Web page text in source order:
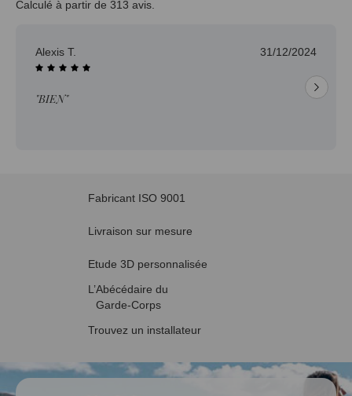
Calculé à partir de 313 avis.
Alexis T. 31/12/2024
"BIEN"
Fabricant ISO 9001
Livraison sur mesure
Etude 3D personnalisée
L’Abécédaire du
Garde-Corps
Trouvez un installateur